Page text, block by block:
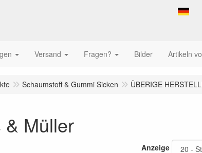
Versand Fragen? Bilder Artikeln
Schaumstoff & Gummi Sicken ÜBERIGE
& Müller
Anzeige